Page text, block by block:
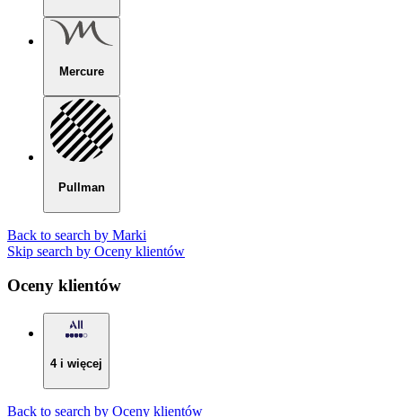
Mercure
Pullman
Back to search by Marki
Skip search by Oceny klientów
Oceny klientów
4 i więcej
Back to search by Oceny klientów